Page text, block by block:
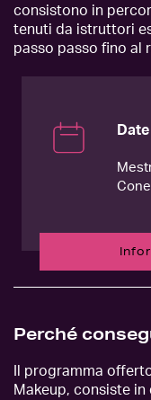
consistono in
tenuti da istruttori
passo passo fino al
Perché
Il programma
Makeup, consiste